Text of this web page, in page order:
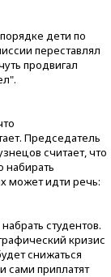
дети по
переставлял
продвигал
Председатель
считает, что
может идти речь:
студентов.
кризис
снижаться
сами приплатят